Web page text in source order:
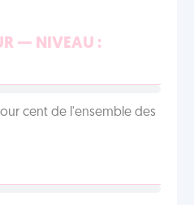
— NIVEAU :
cent de l'ensemble des